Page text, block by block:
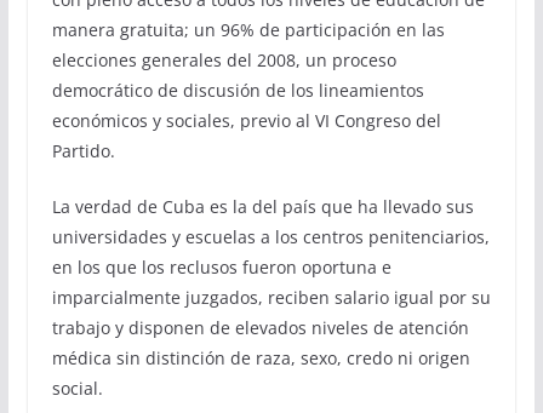
manera gratuita; un 96% de participación en las
elecciones generales del 2008, un proceso
democrático de discusión de los lineamientos
económicos y sociales, previo al VI Congreso del
Partido.
La verdad de Cuba es la del país que ha llevado sus
universidades y escuelas a los centros penitenciarios,
en los que los reclusos fueron oportuna e
imparcialmente juzgados, reciben salario igual por su
trabajo y disponen de elevados niveles de atención
médica sin distinción de raza, sexo, credo ni origen
social.